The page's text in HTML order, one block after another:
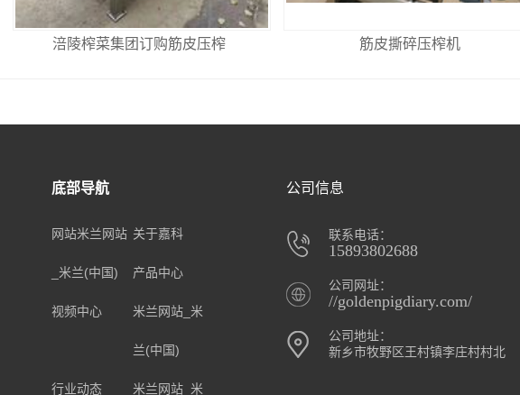
涪陵榨菜集团订购筋皮压榨 筋皮撕碎压榨机
底部导航
网站米兰网站
_米兰(中国)
关于嘉科
产品中心
视频中心 米兰网站_米
兰(中国)
行业动态 米兰网站_米
公司信息
联系电话：
15893802688
公司网址：
//goldenpigdiary.com/
公司地址：
新乡市牧野区王村镇李庄村村北